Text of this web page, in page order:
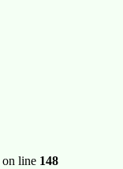
on line 148